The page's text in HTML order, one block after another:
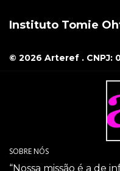
Instituto Tomie
© 2026 Arteref . CNPJ:
SOBRE NÓS
“Nossa missão é a de